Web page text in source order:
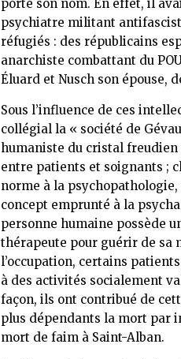
porté son nom. En effet, il
psychiatre militant
réfugiés : des républicains
anarchiste combattant du
Éluard et Nusch son épouse,
Sous l’influence de ces
collégial la « société de
humaniste du cristal freudien
entre patients et soignants ;
norme à la
concept emprunté à la
personne humaine possède
thérapeute pour guérir de sa
l’occupation, certains
à des activités socialement
façon, ils ont contribué de
plus dépendants la mort par
mort de faim à Saint-Alban.